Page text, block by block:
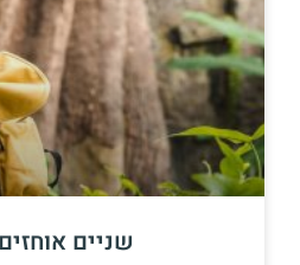
שניים אוחזים בתוכי